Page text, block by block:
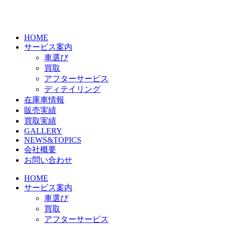
contentHOME
サービス案内
車選び
買取
アフターサービス
ディテイリング
在庫車情報
販売実績
買取実績
GALLERY
NEWS&TOPICS
会社概要
お問い合わせ
HOME
サービス案内
車選び
買取
アフターサービス